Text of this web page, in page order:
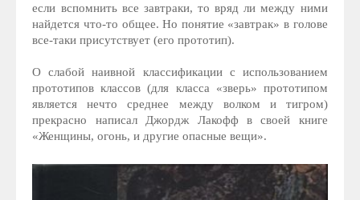
если вспомнить все завтраки, то вряд ли между ними
найдется что-то общее. Но понятие «завтрак» в голове
все-таки присутствует (его прототип).
О слабой наивной классификации с использованием
прототипов классов (для класса «зверь» прототипом
является нечто среднее между волком и тигром)
прекрасно написал Джордж Лакофф в своей книге
«Женщины, огонь, и другие опасные вещи».